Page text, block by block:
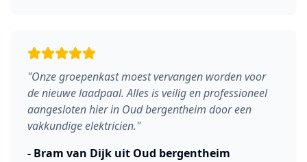
"Onze groepenkast moest vervangen worden voor
de nieuwe laadpaal. Alles is veilig en professioneel
aangesloten hier in Oud bergentheim door een
vakkundige elektricien."
- Bram van Dijk uit Oud bergentheim